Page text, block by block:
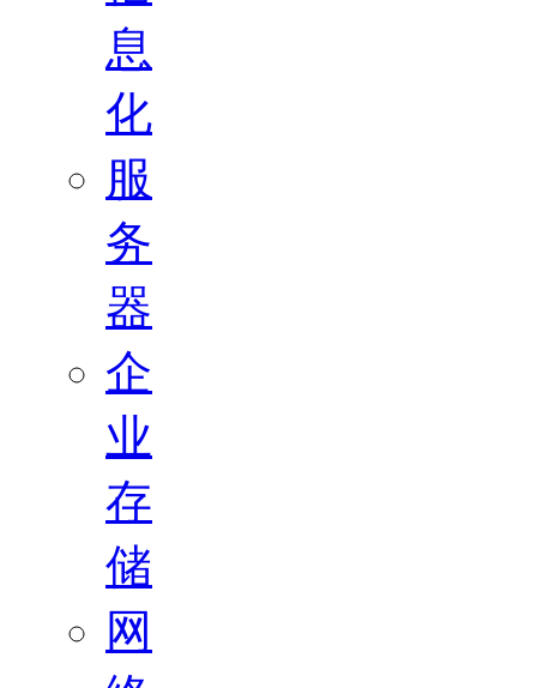
息
化
服
务
器
企
业
存
储
网